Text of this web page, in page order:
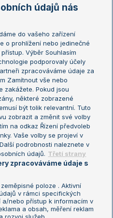
Australian Open
French Open
Wimbledon
US Open
Turnaj mistrů
Turnaj mistryň
Nastavení soukromí
Reklama
údajů nás
do vašeho zařízení
o prohlížení nebo jedinečné
Výběr Souhlasím
podporovaly účely
zpracováváme údaje za
Zamítnout vše nebo
zakážete. Pokud jsou
některé zobrazené
být tolik relevantní. Tuto
zobrazit a změnit své volby
na odkaz Řízení předvoleb
Vaše volby se projeví v
podrobnosti naleznete v
údajů. Třetí strany
zpracováváme údaje s
poloze . Aktivní
v rámci specifických
a/nebo přístup k informacím v
a obsah, měření reklam